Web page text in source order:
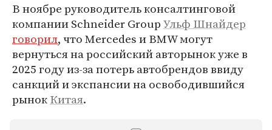
В ноябре руководитель консалтинговой
компании Schneider GroupУльф Шнайдер
говорил, что Mercedes и BMW могут
вернуться на российский авторынок уже в
2025 году из-за потерь автобрендов ввиду
санкций и экспансии на освободившийся
рынокКитая.